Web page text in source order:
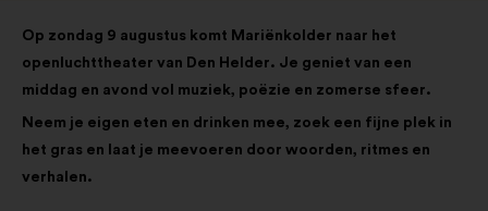
Op zondag 9 augustus komt Mariënkolder naar het
openluchttheater van Den Helder. Je geniet van een
middag en avond vol muziek, poëzie en zomerse sfeer.
Neem je eigen eten en drinken mee, zoek een fijne plek in
het gras en laat je meevoeren door woorden, ritmes en
verhalen.